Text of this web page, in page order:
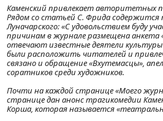
Каменский привлекает авторитетных
Рядом со статьей С. Фрида содержится
Луначарского: «С удовольствием буду
причинам в журнале размещена анкета
отвечают известные деятели
были расположить читателей и
связано и обращение «Вхутемасцы»,
соратников среди художников.
Почти на каждой странице «Моего
странице дан анонс трагикомедии
Корша, которая называется